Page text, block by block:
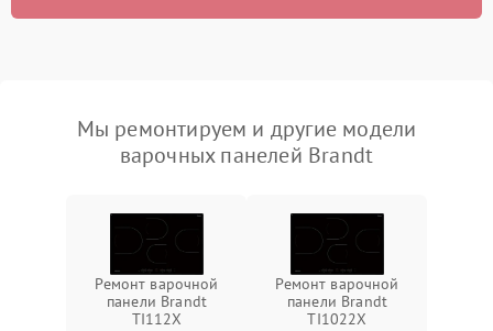
Мы ремонтируем и другие модели
варочных панелей Brandt
Ремонт варочной
панели Brandt
TI112X
Ремонт варочной
панели Brandt
TI1022X